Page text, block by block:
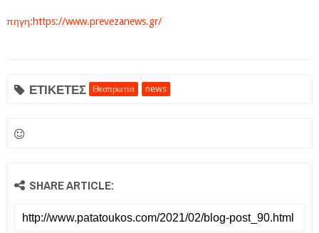
πηγη:https://www.prevezanews.gr/
ΕΤΙΚΕΤΕΣ Θεσπρωτία news
SHARE ARTICLE: